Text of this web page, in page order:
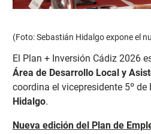
(Foto: Sebastián Hidalgo expone el
El Plan + Inversión Cádiz 2026
Área de Desarrollo Local y
coordina el vicepresidente 5º de
Hidalgo.
Nueva edición del Plan de